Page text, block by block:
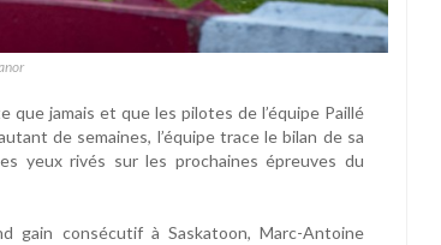
jamais et que les pilotes de l’équipe Paillé
de semaines, l’équipe trace le bilan de sa
yeux rivés sur les prochaines épreuves du
gain consécutif à Saskatoon, Marc-Antoine